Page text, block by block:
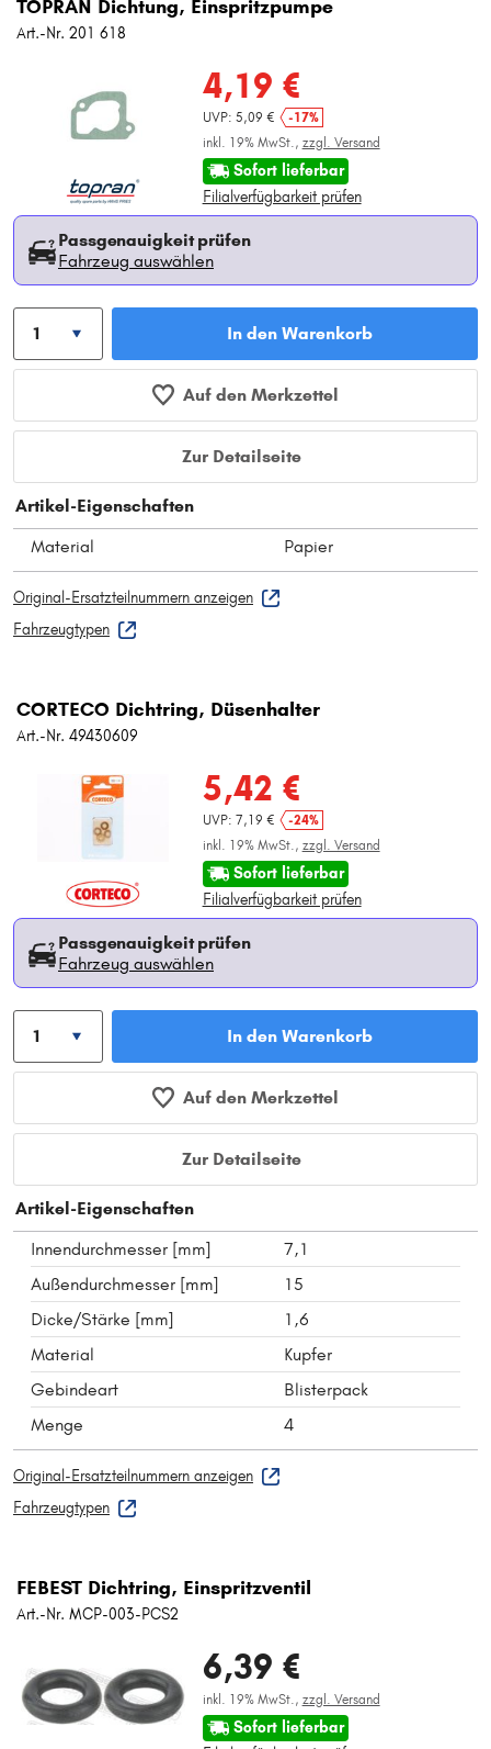
TOPRAN Dichtung, Einspritzpumpe
Art.-Nr. 201 618
4,19 €
UVP: 5,09 €
-17%
inkl. 19% MwSt., zzgl. Versand
Sofort lieferbar
Filialverfügbarkeit prüfen
Passgenauigkeit prüfen
Fahrzeug auswählen
In den Warenkorb
Auf den Merkzettel
Zur Detailseite
Artikel-Eigenschaften
Material
Papier
Original-Ersatzteilnummern anzeigen
Fahrzeugtypen
CORTECO Dichtring, Düsenhalter
Art.-Nr. 49430609
5,42 €
UVP: 7,19 €
-24%
inkl. 19% MwSt., zzgl. Versand
Sofort lieferbar
Filialverfügbarkeit prüfen
Passgenauigkeit prüfen
Fahrzeug auswählen
In den Warenkorb
Auf den Merkzettel
Zur Detailseite
Artikel-Eigenschaften
Innendurchmesser [mm]
7,1
Außendurchmesser [mm]
15
Dicke/Stärke [mm]
1,6
Material
Kupfer
Gebindeart
Blisterpack
Menge
4
Original-Ersatzteilnummern anzeigen
Fahrzeugtypen
FEBEST Dichtring, Einspritzventil
Art.-Nr. MCP-003-PCS2
6,39 €
inkl. 19% MwSt., zzgl. Versand
Sofort lieferbar